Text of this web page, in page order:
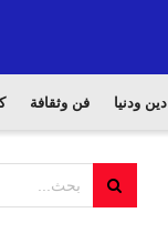
دين ودنيا فن وثقافة